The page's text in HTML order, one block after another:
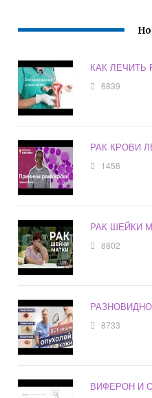
КАК ЛЕЧИТЬ
6839
РАК КРОВИ
1458
РАК ШЕЙКИ
8802
8733
ВИФЕРОН И